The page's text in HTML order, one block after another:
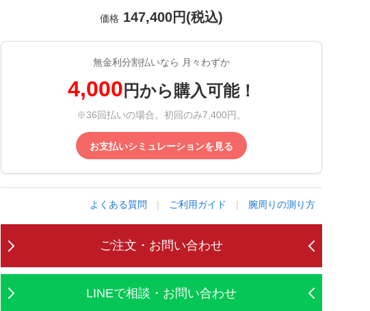
価格 147,400円(税込)
無金利分割払いなら 月々わずか
4,000 円から購入可能！
※36回払いの場合。初回のみ7,400円。
お支払いシミュレーションを見る
よくある質問 | ご利用ガイド | 腕周りの測り方
ご注文・お問い合わせ
LINEで相談・お問い合わせ